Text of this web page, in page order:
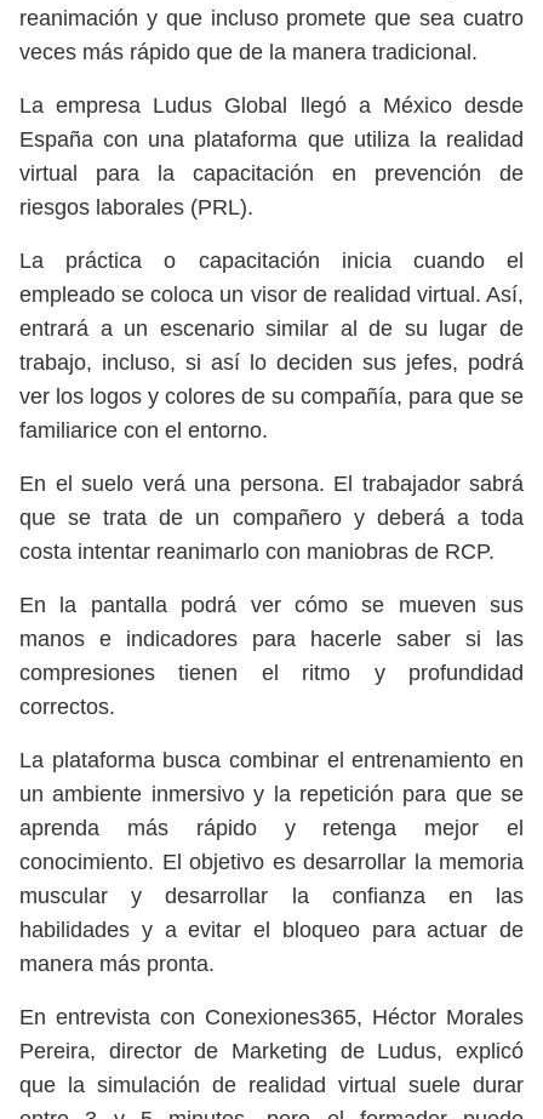
reanimación y que incluso promete que sea cuatro
veces más rápido que de la manera tradicional.
La empresa Ludus Global llegó a México desde
España con una plataforma que utiliza la realidad
virtual para la capacitación en prevención de
riesgos laborales (PRL).
La práctica o capacitación inicia cuando el
empleado se coloca un visor de realidad virtual. Así,
entrará a un escenario similar al de su lugar de
trabajo, incluso, si así lo deciden sus jefes, podrá
ver los logos y colores de su compañía, para que se
familiarice con el entorno.
En el suelo verá una persona. El trabajador sabrá
que se trata de un compañero y deberá a toda
costa intentar reanimarlo con maniobras de RCP.
En la pantalla podrá ver cómo se mueven sus
manos e indicadores para hacerle saber si las
compresiones tienen el ritmo y profundidad
correctos.
La plataforma busca combinar el entrenamiento en
un ambiente inmersivo y la repetición para que se
aprenda más rápido y retenga mejor el
conocimiento. El objetivo es desarrollar la memoria
muscular y desarrollar la confianza en las
habilidades y a evitar el bloqueo para actuar de
manera más pronta.
En entrevista con Conexiones365, Héctor Morales
Pereira, director de Marketing de Ludus, explicó
que la simulación de realidad virtual suele durar